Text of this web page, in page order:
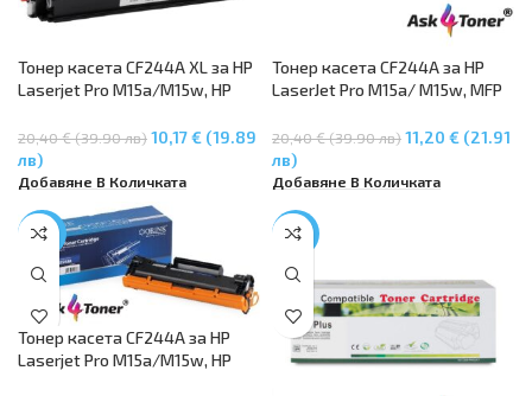
Тонер касета CF244A XL за HP
Laserjet Pro M15a/M15w, HP
2000копия
20,40 € (39.90 лв)10,17 € (19.89
лв)
Добавяне В Количката
Тонер касета CF244A за HP
LaserJet Pro M15a/ M15w, MFP
20,40 € (39.90 лв)11,20 € (21.91
лв)
Добавяне В Количката
-38%
Тонер касета CF244A за HP
Laserjet Pro M15a/M15w, HP
-9%